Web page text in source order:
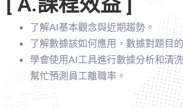
了解AI基本觀念與近期趨勢。
了解數據該如何應用，數據對題目
學會使用AI工具進行數據分析和清
幫忙預測員工離職率。